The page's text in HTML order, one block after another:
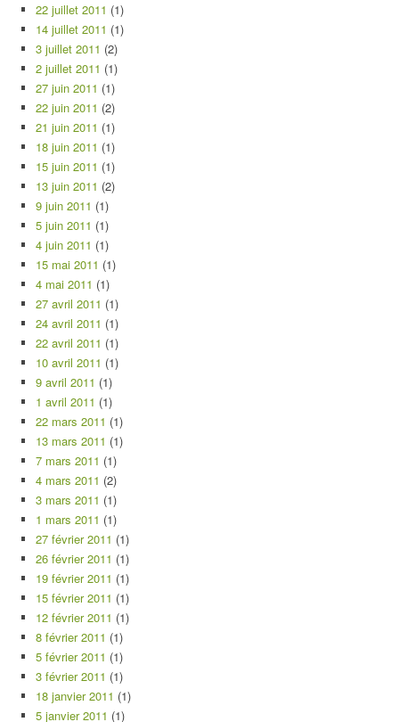
22 juillet 2011 (1)
14 juillet 2011 (1)
3 juillet 2011 (2)
2 juillet 2011 (1)
27 juin 2011 (1)
22 juin 2011 (2)
21 juin 2011 (1)
18 juin 2011 (1)
15 juin 2011 (1)
13 juin 2011 (2)
9 juin 2011 (1)
5 juin 2011 (1)
4 juin 2011 (1)
15 mai 2011 (1)
4 mai 2011 (1)
27 avril 2011 (1)
24 avril 2011 (1)
22 avril 2011 (1)
10 avril 2011 (1)
9 avril 2011 (1)
1 avril 2011 (1)
22 mars 2011 (1)
13 mars 2011 (1)
7 mars 2011 (1)
4 mars 2011 (2)
3 mars 2011 (1)
1 mars 2011 (1)
27 février 2011 (1)
26 février 2011 (1)
19 février 2011 (1)
15 février 2011 (1)
12 février 2011 (1)
8 février 2011 (1)
5 février 2011 (1)
3 février 2011 (1)
18 janvier 2011 (1)
5 janvier 2011 (1)